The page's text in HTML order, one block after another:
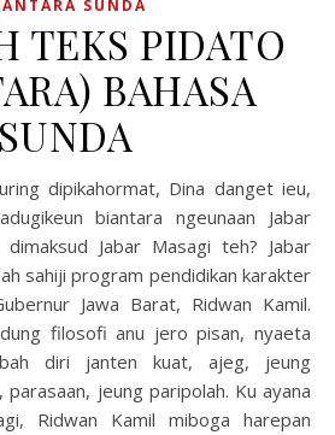
SUNDA
TEKS PIDATO
BAHASA
SUNDA
biantara ngeunaan Jabar
Jabar Masagi teh? Jabar
sahiji program pendidikan karakter
Jawa Barat, Ridwan Kamil.
filosofi anu jero pisan, nyaeta
diri janten kuat, ajeg, jeung
jeung paripolah. Ku ayana
Ridwan Kamil miboga harepan